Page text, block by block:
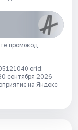
промокод
erid:
сентября 2026
на Яндекс